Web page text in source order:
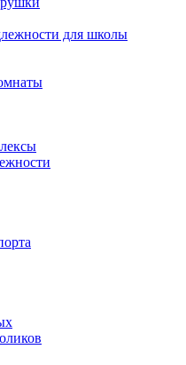
для школы